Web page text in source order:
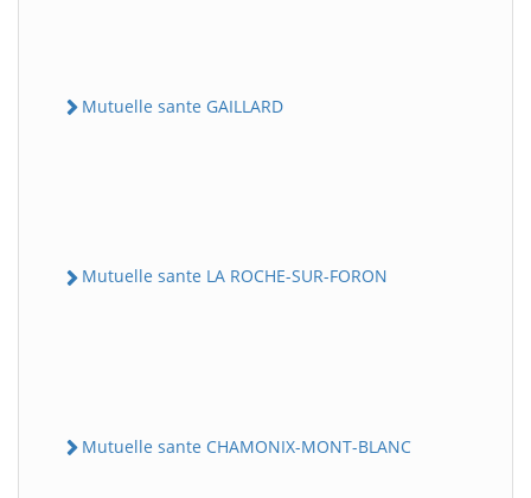
Mutuelle sante GAILLARD
Mutuelle sante LA ROCHE-SUR-FORON
Mutuelle sante CHAMONIX-MONT-BLANC